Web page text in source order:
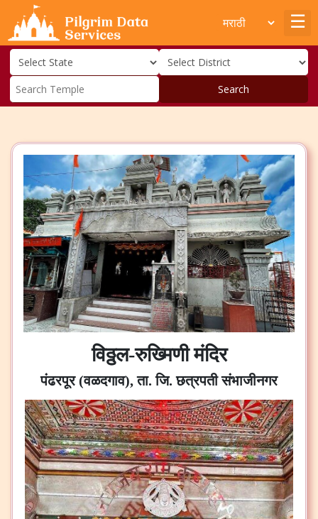
Search
विठ्ठल-रुख्मिणी मंदिर
पंढरपूर (वळदगाव), ता. जि. छत्रपती संभाजीनगर